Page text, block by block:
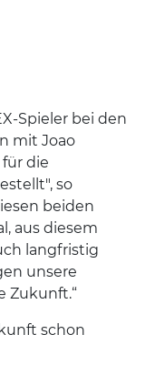
Spieler bei den
mit Joao
die
so
beiden
aus diesem
langfristig
unsere
Zukunft.“
schon